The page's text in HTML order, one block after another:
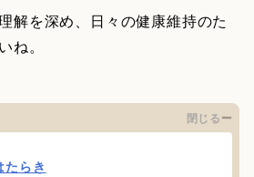
解を深め、日々の健康維持のた
ね。
閉じる
たらき